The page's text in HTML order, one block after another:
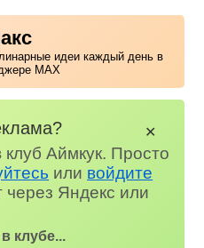
идеи каждый день в
MAX
клуб Аймкук. Просто
или войдите
через Яндекс или
клубе...
✕